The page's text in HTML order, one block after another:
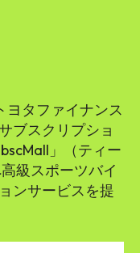
ヨタファイナンス
ブスクリプショ
」（ティー
級スポーツバイ
ンサービスを提